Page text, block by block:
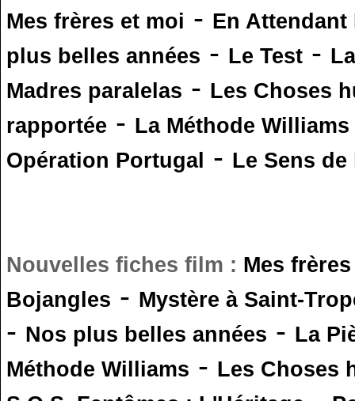
Mes frères et moi - En
plus belles années - Le Test -
Madres paralelas - Les Choses
rapportée - La Méthode Williams
Opération Portugal - Le Sens
Nouvelles fiches film : Mes
Bojangles - Mystère à Saint-
- Nos plus belles années - La
Méthode Williams - Les Choses